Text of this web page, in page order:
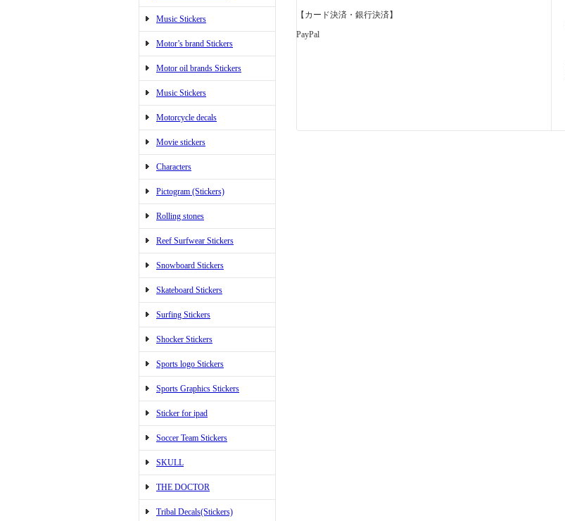
Music Stickers
Motor’s brand Stickers
Motor oil brands Stickers
Music Stickers
Motorcycle decals
Movie stickers
Characters
Pictogram (Stickers)
Rolling stones
Reef Surfwear Stickers
Snowboard Stickers
Skateboard Stickers
Surfing Stickers
Shocker Stickers
Sports logo Stickers
Sports Graphics Stickers
Sticker for ipad
Soccer Team Stickers
SKULL
THE DOCTOR
Tribal Decals(Stickers)
【カード決済・銀行決済】
PayPal